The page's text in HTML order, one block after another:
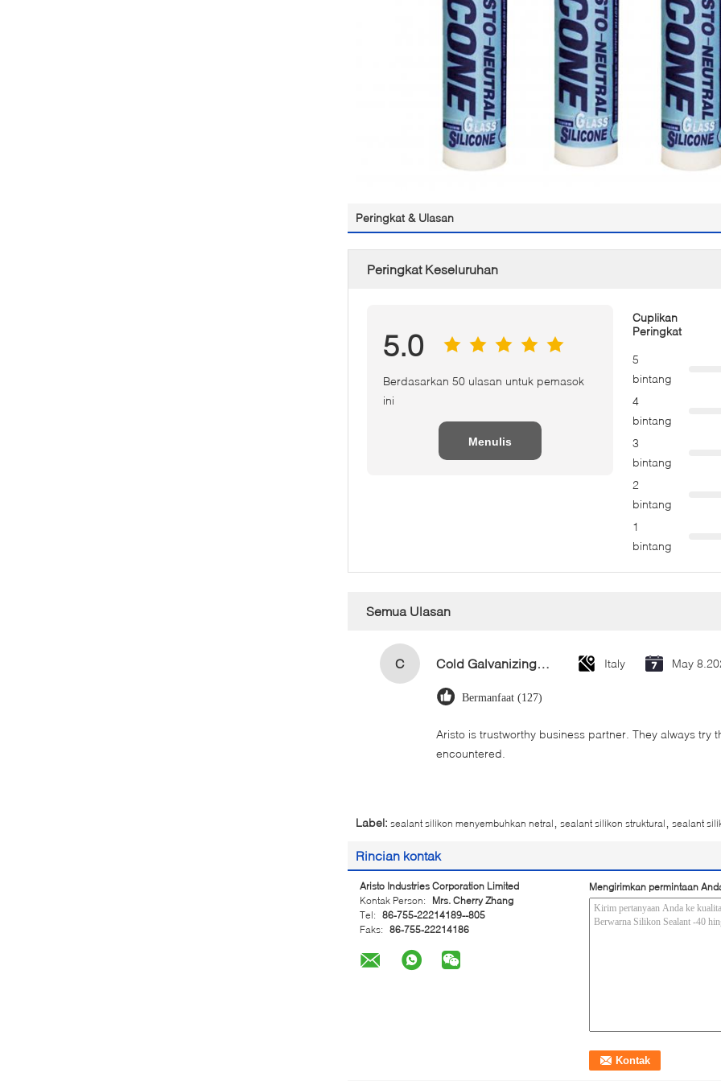
Peringkat & Ulasan
Peringkat Keseluruhan
5.0
Berdasarkan 50 ulasan untuk pemasok
ini
Menulis
Cuplikan
Peringkat
5
bintang
4
bintang
3
bintang
2
bintang
1
bintang
Semua Ulasan
C Cold Galvanizing Zinc Spray Paint 400ml Italy May
Bermanfaat (127)
Aristo is trustworthy business partner. They always try
encountered.
Label: sealant silikon menyembuhkan netral sealant silikon struktural sealant
Rincian kontak
Aristo Industries Corporation Limited
Kontak Person:
Mrs. Cherry Zhang
Tel: 86-755-22214189--805
Faks: 86-755-22214186
Mengirimkan permintaan